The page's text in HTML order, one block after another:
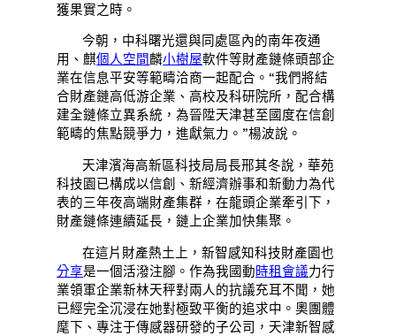
獲果實之時。
今朝，中科曙光還與同處區內的南年夜通
用、麒個人空間麟小樹屋軟件等財產鏈條頭部企
業在信息平安等範疇洽商一起配合。“我們將結
合財產鏈高低游企業、高校及科研院所，配合構
建全鏈條立異系統，為晉陞天津甚至國度在信創
範疇的焦點競爭力，進獻氣力。”楊波說。
天津濱海高新區科技局局長邢其冬說，華苑
科技園已構成以信創、新經濟辦事和新動力為代
表的三年夜高端財產集群，在龍頭企業牽引下，
財產鏈條連續延長，鏈上企業加快集聚。
在這片財產熱土上，新智感知科技財產園也
分享是一個活潑注腳。作為我國動時租會議力行
業領軍企業新林天秤對兩人的抗議充耳不聞，她
已經完全沉浸在她對極致平衡的追求中。奧團體
麾下、專注于傳感器研發的子公司，天津新智感